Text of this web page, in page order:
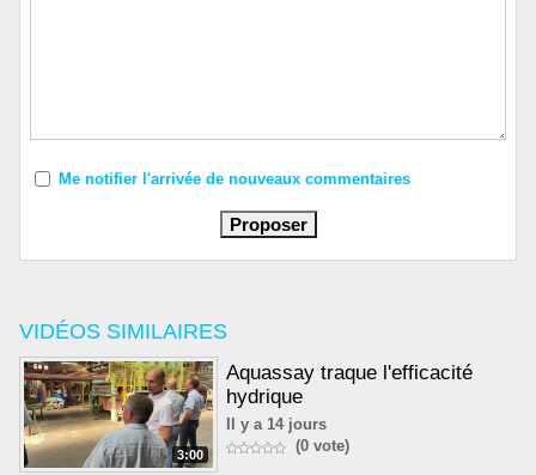
VIDÉOS SIMILAIRES
3:00
Aquassay traque l'efficacité
hydrique
Il y a 14 jours
(0 vote)
Me notifier l'arrivée de nouveaux commentaires